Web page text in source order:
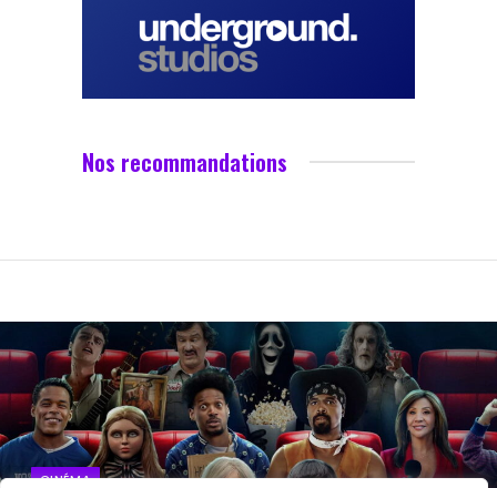
Nos recommandations
CINÉMA